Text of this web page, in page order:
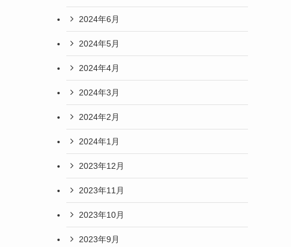
2024年6月
2024年5月
2024年4月
2024年3月
2024年2月
2024年1月
2023年12月
2023年11月
2023年10月
2023年9月